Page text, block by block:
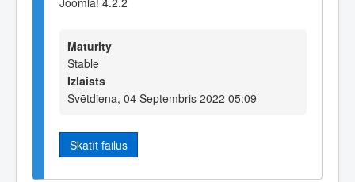
Maturity
Stable
Izlaists
Svētdiena, 04 Septembris 2022 05:09
Skatīt failus